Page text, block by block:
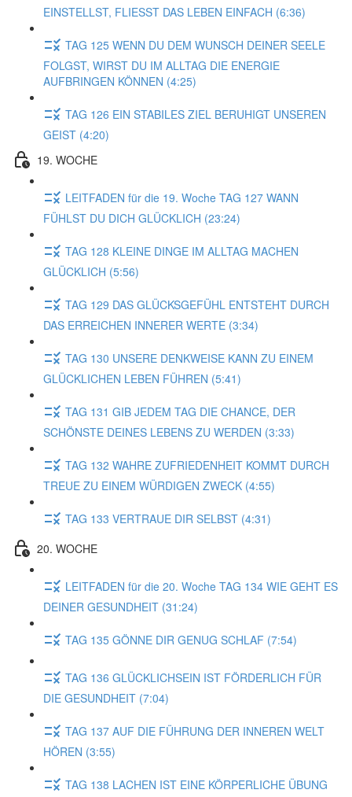
EINSTELLST, FLIESST DAS LEBEN EINFACH (6:36)
TAG 125 WENN DU DEM WUNSCH DEINER SEELE
FOLGST, WIRST DU IM ALLTAG DIE ENERGIE
AUFBRINGEN KÖNNEN (4:25)
TAG 126 EIN STABILES ZIEL BERUHIGT UNSEREN
GEIST (4:20)
19. WOCHE
LEITFADEN für die 19. Woche TAG 127 WANN
FÜHLST DU DICH GLÜCKLICH (23:24)
TAG 128 KLEINE DINGE IM ALLTAG MACHEN
GLÜCKLICH (5:56)
TAG 129 DAS GLÜCKSGEFÜHL ENTSTEHT DURCH
DAS ERREICHEN INNERER WERTE (3:34)
TAG 130 UNSERE DENKWEISE KANN ZU EINEM
GLÜCKLICHEN LEBEN FÜHREN (5:41)
TAG 131 GIB JEDEM TAG DIE CHANCE, DER
SCHÖNSTE DEINES LEBENS ZU WERDEN (3:33)
TAG 132 WAHRE ZUFRIEDENHEIT KOMMT DURCH
TREUE ZU EINEM WÜRDIGEN ZWECK (4:55)
TAG 133 VERTRAUE DIR SELBST (4:31)
20. WOCHE
LEITFADEN für die 20. Woche TAG 134 WIE GEHT ES
DEINER GESUNDHEIT (31:24)
TAG 135 GÖNNE DIR GENUG SCHLAF (7:54)
TAG 136 GLÜCKLICHSEIN IST FÖRDERLICH FÜR
DIE GESUNDHEIT (7:04)
TAG 137 AUF DIE FÜHRUNG DER INNEREN WELT
HÖREN (3:55)
TAG 138 LACHEN IST EINE KÖRPERLICHE ÜBUNG